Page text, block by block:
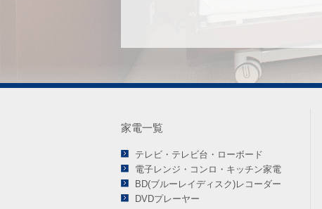
家電一覧
テレビ・テレビ台・ローボード
電子レンジ・コンロ・キッチン家電
BD(ブルーレイディスク)レコーダー
DVDプレーヤー